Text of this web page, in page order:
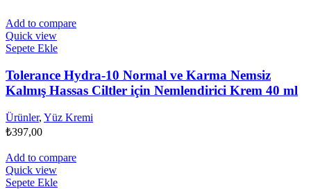
Add to compare
Quick view
Sepete Ekle
Tolerance Hydra-10 Normal ve Karma Nemsiz
Kalmış Hassas Ciltler için Nemlendirici Krem 40 ml
Ürünler, Yüz Kremi
₺397,00
Add to compare
Quick view
Sepete Ekle